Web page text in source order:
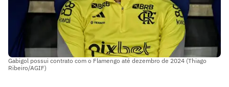
Gabigol possui contrato com o Flamengo até dezembro de 2024 (Thiago
Ribeiro/AGIF)